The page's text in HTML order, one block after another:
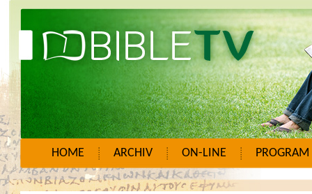
HOME ARCHIV ON-LINE PROGRAM